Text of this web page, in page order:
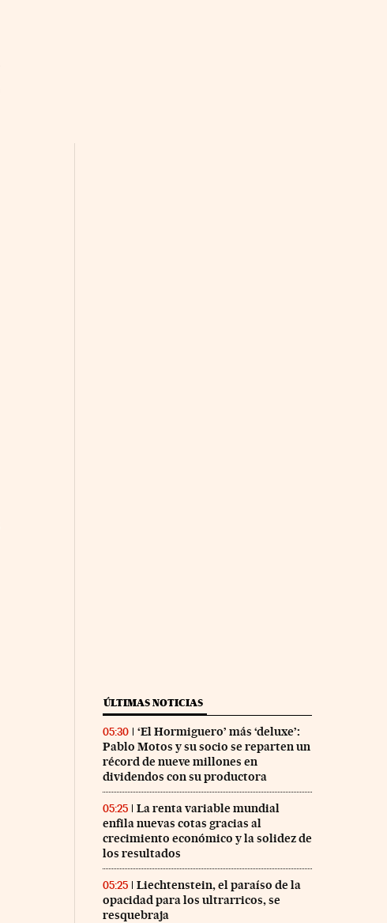
ÚLTIMAS NOTICIAS
05:30
‘El Hormiguero’ más ‘deluxe’:
Pablo Motos y su socio se reparten un
récord de nueve millones en
dividendos con su productora
05:25
La renta variable mundial
enfila nuevas cotas gracias al
crecimiento económico y la solidez de
los resultados
05:25
Liechtenstein, el paraíso de la
opacidad para los ultrarricos, se
resquebraja